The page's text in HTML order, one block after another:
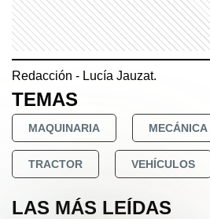
Redacción - Lucía Jauzat.
TEMAS
MAQUINARIA MECÁNICA
TRACTOR VEHÍCULOS
LAS MÁS LEÍDAS